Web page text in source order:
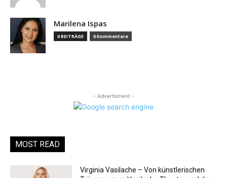
Marilena Ispas
0 BEITRÄGE 0 Kommentare
- Advertisment -
MOST READ
Virginia Vasilache – Von künstlerischen